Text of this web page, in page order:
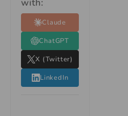
with:
Claude
ChatGPT
X (Twitter)
LinkedIn